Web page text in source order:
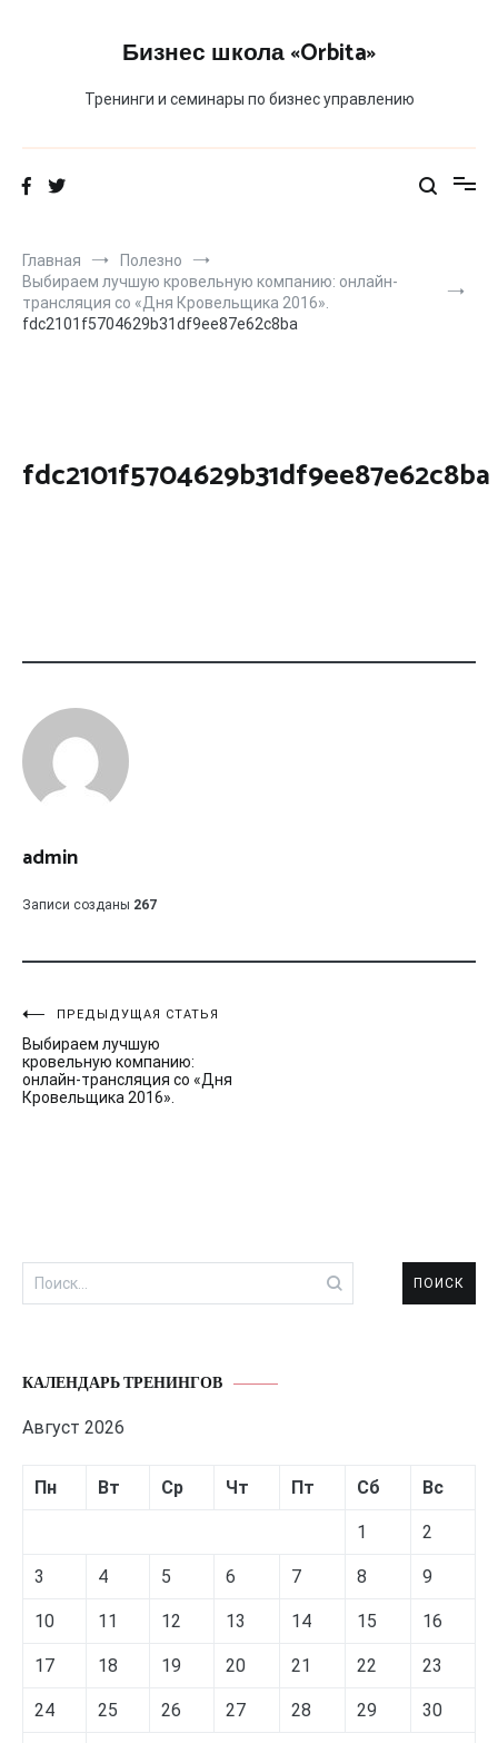
Бизнес школа «Orbita»
Тренинги и семинары по бизнес управлению
Главная
Полезно
Выбираем лучшую кровельную компанию: онлайн-
трансляция со «Дня Кровельщика 2016».
fdc2101f5704629b31df9ee87e62c8ba
fdc2101f5704629b31df9ee87e62c8ba
admin
Записи созданы 267
Навигация
по
записям
ПРЕДЫДУЩАЯ СТАТЬЯ
Выбираем лучшую
кровельную компанию:
онлайн-трансляция со «Дня
Кровельщика 2016».
Найти:
КАЛЕНДАРЬ ТРЕНИНГОВ
Август 2026
Пн Вт Ср Чт Пт Сб Вс
1 2
3 4 5 6 7 8 9
10 11 12 13 14 15 16
17 18 19 20 21 22 23
24 25 26 27 28 29 30